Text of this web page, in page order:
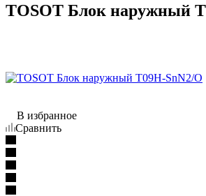
TOSOT Блок наружный
В избранное
Сравнить